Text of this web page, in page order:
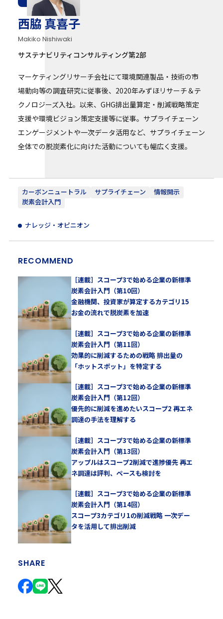
カーボンニュートラル サプライチェーン
情報開示
炭素会計入門
ナレッジ・オピニオン
RECOMMEND
［連載］スコープ3で始める企業の新標準
炭素会計入門（第10回）
金融機関、投資家が算定するカテゴリ15
お金の流れで脱炭素を加速
［連載］スコープ3で始める企業の新標準
炭素会計入門（第11回）
効果的に削減するための戦略 排出量の
「ホットスポット」を特定する
［連載］スコープ3で始める企業の新標準
炭素会計入門（第12回）
優先的に削減を進めたいスコープ2 再エネ
調達の手法を理解する
［連載］スコープ3で始める企業の新標準
炭素会計入門（第13回）
アップルはスコープ2削減で進捗優先 再エ
ネ調達は評判、ペースも検討を
［連載］スコープ3で始める企業の新標準
炭素会計入門（第14回）
スコープ3カテゴリ1の削減戦略 一次デー
タを活用して排出削減
SHARE
西脇 真喜子
Makiko Nishiwaki
サステナビリティコンサルティング第2部
マーケティングリサーチ会社にて環境関連製品・技術の市
場動向等の調査研究に従事後、2020年みずほリサーチ＆テ
クノロジーズ入社。以来、GHG排出量算定・削減戦略策定
支援や環境ビジョン策定支援等に従事。サプライチェーン
エンゲージメントや一次データ活用など、サプライチェーン
全体での脱炭素化に向けた活動についても幅広く支援。